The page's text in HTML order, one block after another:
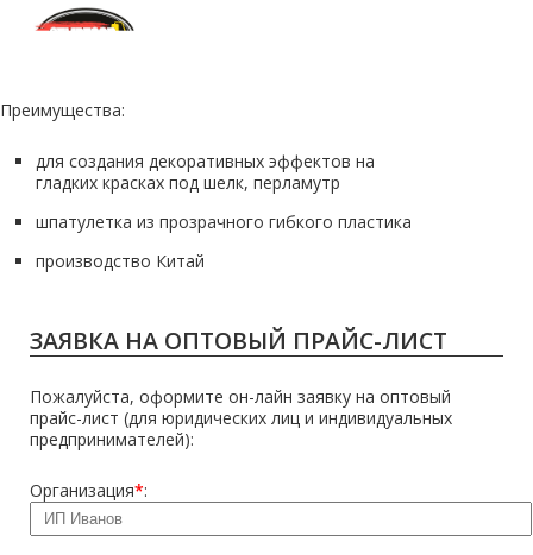
Преимущества:
для создания декоративных эффектов на
гладких красках под шелк, перламутр
шпатулетка из прозрачного гибкого пластика
производство Китай
ЗАЯВКА НА ОПТОВЫЙ ПРАЙС-ЛИСТ
Пожалуйста, оформите он-лайн заявку на оптовый
прайс-лист (для юридических лиц и индивидуальных
предпринимателей):
Организация*: